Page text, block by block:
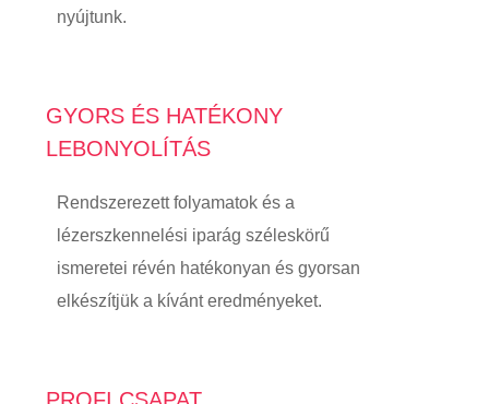
nyújtunk.
GYORS ÉS HATÉKONY
LEBONYOLÍTÁS
Rendszerezett folyamatok és a
lézerszkennelési iparág széleskörű
ismeretei révén hatékonyan és gyorsan
elkészítjük a kívánt eredményeket.